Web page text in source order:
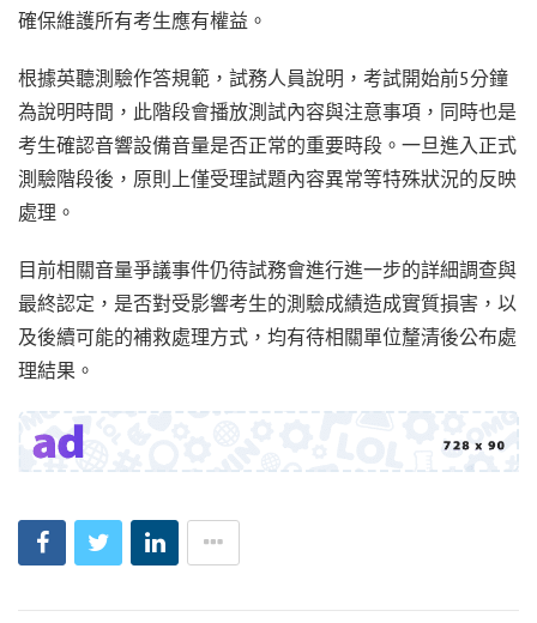
確保維護所有考生應有權益。
根據英聽測驗作答規範，試務人員說明，考試開始前5分鐘
為說明時間，此階段會播放測試內容與注意事項，同時也是
考生確認音響設備音量是否正常的重要時段。一旦進入正式
測驗階段後，原則上僅受理試題內容異常等特殊狀況的反映
處理。
目前相關音量爭議事件仍待試務會進行進一步的詳細調查與
最終認定，是否對受影響考生的測驗成績造成實質損害，以
及後續可能的補救處理方式，均有待相關單位釐清後公布處
理結果。